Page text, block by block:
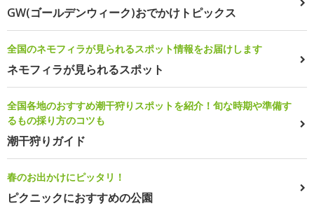
GW(ゴールデンウィーク)おでかけトピックス
全国のネモフィラが見られるスポット情報をお届けします
ネモフィラが見られるスポット
全国各地のおすすめ潮干狩りスポットを紹介！旬な時期や準備す
るもの採り方のコツも
潮干狩りガイド
春のお出かけにピッタリ！
ピクニックにおすすめの公園